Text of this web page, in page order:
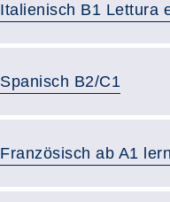
Italienisch B1 Lettura
Spanisch B2/C1
Französisch ab A1